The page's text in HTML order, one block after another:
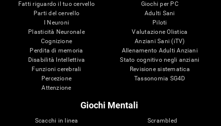
Fatti riguardo il tuo cervello
Parti del cervello
I Neuroni
Plasticità Neuronale
Cognizione
Perdita di memoria
Disabilità Intellettiva
Funzioni cerebrali
Percezione
Attenzione
Giochi per PC
Adulti Sani
Piloti
Valutazione Olistica
Anziani Sani (iTV)
Allenamento Adulti Anziani
Stato cognitivo negli anziani
Revisione sistematica
Tassonomia SG4D
Giochi Mentali
Scacchi in linea
Scrambled